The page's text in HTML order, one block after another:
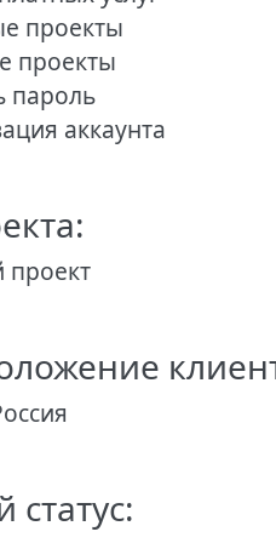
проекты
проекты
пароль
аккаунта
проект
статус: